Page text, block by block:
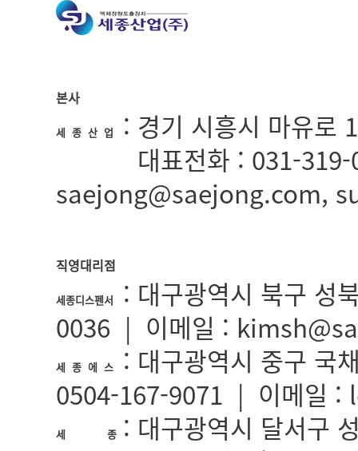
본사
세 종 산 업 : 경기 시흥시 마유로
대표전화 : 031-
saejong@saejong.com,
직영대리점
세종디스펜서
: 대구광역시 북구
0036 | 이메일 :
세 종 에 스
: 대구광역시 중구
0504-167-9071 | 이메일 :
세 종: 대구광역시 달서구